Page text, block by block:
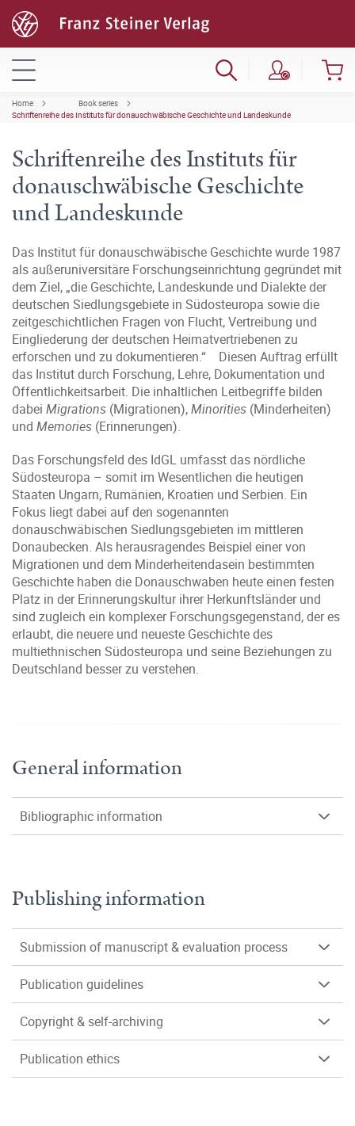
Home
Book series
Schriftenreihe des Instituts für donauschwäbische Geschichte und Landeskunde
Schriftenreihe des Instituts für
donauschwäbische Geschichte
und Landeskunde
Das Institut für donauschwäbische Geschichte wurde 1987
als außeruniversitäre Forschungseinrichtung gegründet mit
dem Ziel, „die Geschichte, Landeskunde und Dialekte der
deutschen Siedlungsgebiete in Südosteuropa sowie die
zeitgeschichtlichen Fragen von Flucht, Vertreibung und
Eingliederung der deutschen Heimatvertriebenen zu
erforschen und zu dokumentieren.“ Diesen Auftrag erfüllt
das Institut durch Forschung, Lehre, Dokumentation und
Öffentlichkeitsarbeit. Die inhaltlichen Leitbegriffe bilden
dabei Migrations (Migrationen),Minorities (Minderheiten)
und Memories (Erinnerungen).
Das Forschungsfeld des IdGL umfasst das nördliche
Südosteuropa – somit im Wesentlichen die heutigen
Staaten Ungarn, Rumänien, Kroatien und Serbien. Ein
Fokus liegt dabei auf den sogenannten
donauschwäbischen Siedlungsgebieten im mittleren
Donaubecken. Als herausragendes Beispiel einer von
Migrationen und dem Minderheitendasein bestimmten
Geschichte haben die Donauschwaben heute einen festen
Platz in der Erinnerungskultur ihrer Herkunftsländer und
sind zugleich ein komplexer Forschungsgegenstand, der es
erlaubt, die neuere und neueste Geschichte des
multiethnischen Südosteuropa und seine Beziehungen zu
Deutschland besser zu verstehen.
General information
Bibliographic information
Publishing information
Submission of manuscript & evaluation process
Publication guidelines
Copyright & self-archiving
Publication ethics